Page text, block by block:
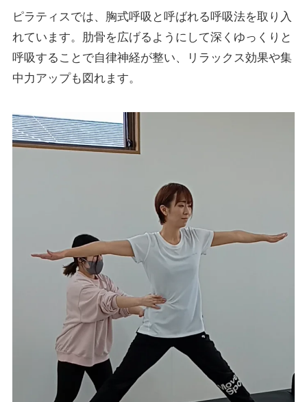
ピラティスでは、胸式呼吸と呼ばれる呼吸法を取り入
れています。肋骨を広げるようにして深くゆっくりと
呼吸することで自律神経が整い、リラックス効果や集
中力アップも図れます。